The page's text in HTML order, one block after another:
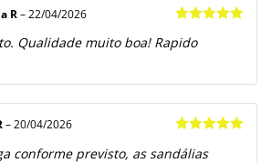
de 5
R – 22/04/2026
Qualidade muito boa! Rapido
de 5
– 20/04/2026
conforme previsto, as sandálias